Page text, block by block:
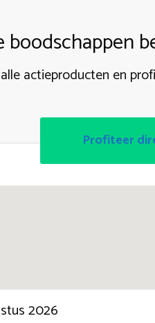
actieproducten en
Profiteer
2026